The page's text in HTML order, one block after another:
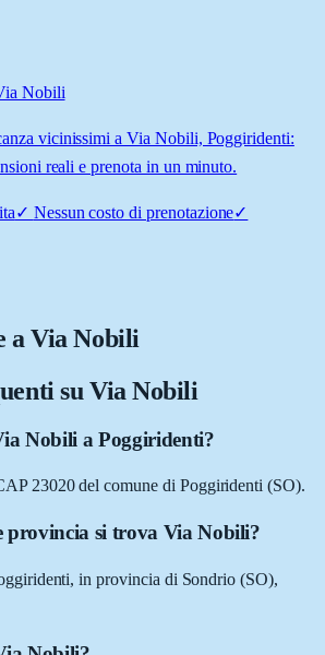
Nobili
vicinissimi a Via Nobili, Poggiridenti:
reali e prenota in un minuto.
✓ Nessun costo di prenotazione✓
aVia Nobili
su Via Nobili
Nobili a Poggiridenti?
23020 del comune di Poggiridenti (SO).
provincia si trova Via Nobili?
in provincia di Sondrio (SO),